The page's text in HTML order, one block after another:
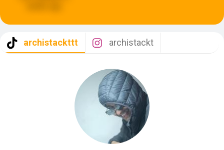
archistackttt archistackt